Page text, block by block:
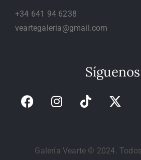
+34 641 94 6238
veartegaleria@gmail.com
Síguenos
Galería Vearte © 2024.